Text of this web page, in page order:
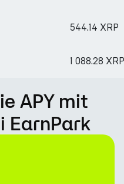
544.14 XRP
1 088.28 XRP
APY mit
EarnPark